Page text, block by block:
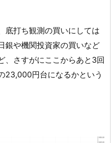
底打ち観測の買いにしては
銀や機関投資家の買いなど
、さすがにここからあと3回
23,000円台になるかという